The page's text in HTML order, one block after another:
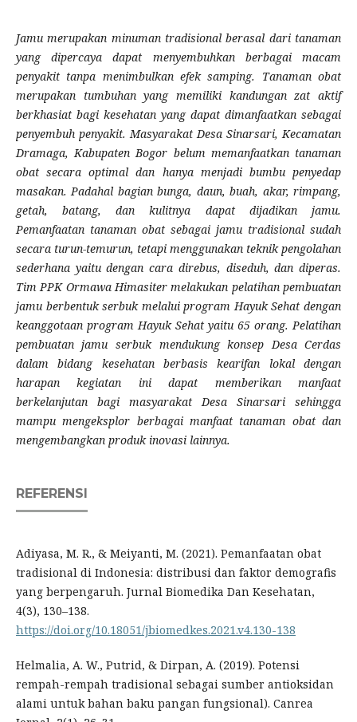
Jamu merupakan minuman tradisional berasal dari tanaman
yang dipercaya dapat menyembuhkan berbagai macam
penyakit tanpa menimbulkan efek samping. Tanaman obat
merupakan tumbuhan yang memiliki kandungan zat aktif
berkhasiat bagi kesehatan yang dapat dimanfaatkan sebagai
penyembuh penyakit. Masyarakat Desa Sinarsari, Kecamatan
Dramaga, Kabupaten Bogor belum memanfaatkan tanaman
obat secara optimal dan hanya menjadi bumbu penyedap
masakan. Padahal bagian bunga, daun, buah, akar, rimpang,
getah, batang, dan kulitnya dapat dijadikan jamu.
Pemanfaatan tanaman obat sebagai jamu tradisional sudah
secara turun-temurun, tetapi menggunakan teknik pengolahan
sederhana yaitu dengan cara direbus, diseduh, dan diperas.
Tim PPK Ormawa Himasiter melakukan pelatihan pembuatan
jamu berbentuk serbuk melalui program Hayuk Sehat dengan
keanggotaan program Hayuk Sehat yaitu 65 orang. Pelatihan
pembuatan jamu serbuk mendukung konsep Desa Cerdas
dalam bidang kesehatan berbasis kearifan lokal dengan
harapan kegiatan ini dapat memberikan manfaat
berkelanjutan bagi masyarakat Desa Sinarsari sehingga
mampu mengeksplor berbagai manfaat tanaman obat dan
mengembangkan produk inovasi lainnya.
REFERENSI
Adiyasa, M. R., & Meiyanti, M. (2021). Pemanfaatan obat
tradisional di Indonesia: distribusi dan faktor demografis
yang berpengaruh. Jurnal Biomedika Dan Kesehatan,
4(3), 130–138.
https://doi.org/10.18051/jbiomedkes.2021.v4.130-138
Helmalia, A. W., Putrid, & Dirpan, A. (2019). Potensi
rempah-rempah tradisional sebagai sumber antioksidan
alami untuk bahan baku pangan fungsional). Canrea